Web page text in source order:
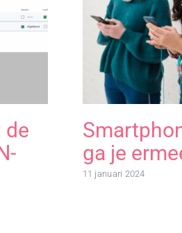
de
ga je
11 januari 2024